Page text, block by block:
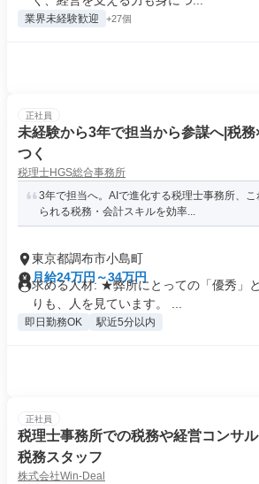
業界未経験歓迎 +27個
正社員
未経験から3年で担当から参謀へ|税
つく
税理士HGS総合事務所
3年で担当へ。AIで進化する税理士事務所、
られる税務・会計スキルを効率...
東京都調布市小島町
月給24万円～34万円
求める人材: ★弊所にとっての「優秀」
りも、人を見ています。 ...
即日勤務OK 駅近5分以内
正社員
税理士事務所での税務や経営コンサ
税務スタッフ
株式会社Win-Deal